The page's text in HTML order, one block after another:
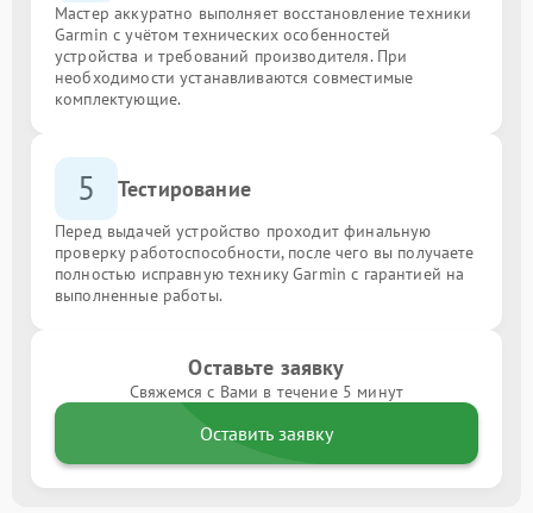
Мастер аккуратно выполняет восстановление техники
Garmin с учётом технических особенностей
устройства и требований производителя. При
необходимости устанавливаются совместимые
комплектующие.
5 Тестирование
Перед выдачей устройство проходит финальную
проверку работоспособности, после чего вы получаете
полностью исправную технику Garmin с гарантией на
выполненные работы.
Оставьте заявку
Свяжемся с Вами в течение 5 минут
Оставить заявку